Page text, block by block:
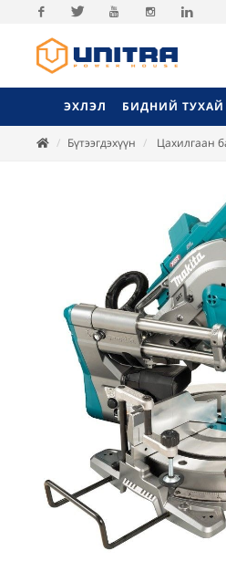
Facebook
ЭХЛЭЛ БИДНИЙ ТУХАЙ
Бүтээгдэхүүн Цахилгаан